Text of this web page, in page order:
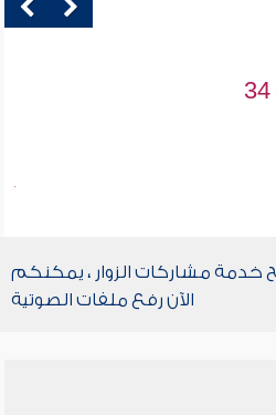
خدمة مشاركات الزوار ، يمكنكم
الآن رفع ملفات الصوتية